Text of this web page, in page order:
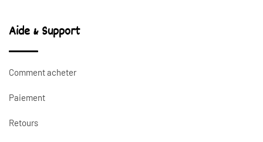
Aide & Support
Comment acheter
Paiement
Retours